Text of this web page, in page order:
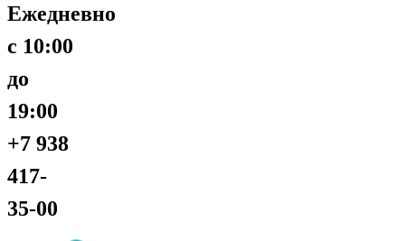
Ежедневно
с 10:00
до
19:00
+7 938
417-
35-00